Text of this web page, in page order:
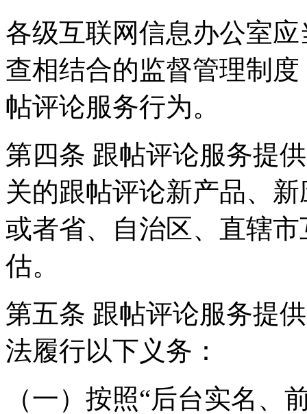
各级互联网信息办公室
查相结合的监督管理制
帖评论服务行为。
第四条 跟帖评论服务提
关的跟帖评论新产品、
或者省、自治区、直辖
估。
第五条 跟帖评论服务提
法履行以下义务：
（一）按照“后台实名、